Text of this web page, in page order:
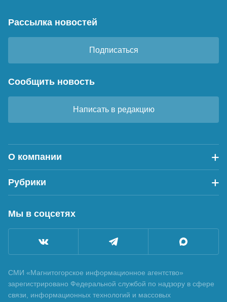
Рассылка новостей
Подписаться
Сообщить новость
Написать в редакцию
О компании
Рубрики
Мы в соцсетях
СМИ «Магнитогорское информационное агентство»
зарегистрировано Федеральной службой по надзору в сфере
связи, информационных технологий и массовых